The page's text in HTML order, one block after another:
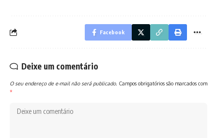
Facebook
Deixe um comentário
O seu endereço de e-mail não será publicado. Campos obrigatórios são marcados com
*